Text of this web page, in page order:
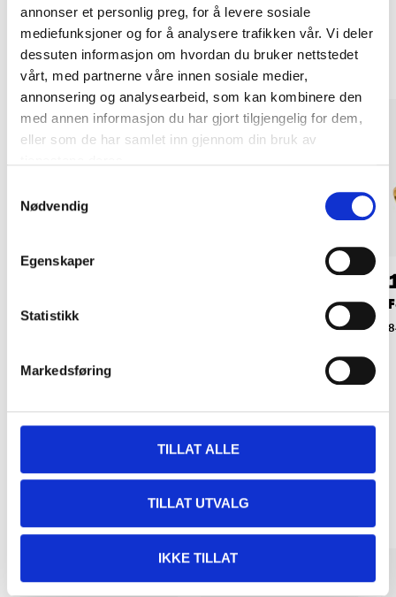
annonser et personlig preg, for å levere sosiale
mediefunksjoner og for å analysere trafikken vår. Vi deler
dessuten informasjon om hvordan du bruker nettstedet
vårt, med partnerne våre innen sosiale medier,
annonsering og analysearbeid, som kan kombinere den
med annen informasjon du har gjort tilgjengelig for dem,
eller som de har samlet inn gjennom din bruk av
Nødvendig
Egenskaper
Statistikk
Markedsføring
TILLAT ALLE
TILLAT UTVALG
IKKE TILLAT
Andre kunder har også kjøpt
(R15)
Endelokk, hun, 3/4"
Relaterte produkter